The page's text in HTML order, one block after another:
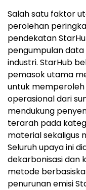
Salah satu faktor
perolehan
pendekatan
pengumpulan
industri. StarHub
pemasok utama
untuk
operasional dari
mendukung
terarah pada
material sekaligus
Seluruh upaya ini
dekarbonisasi dan
metode
penurunan emisi